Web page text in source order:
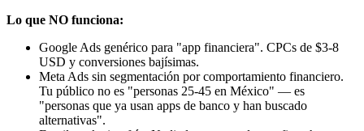
Lo que NO funciona:
Google Ads genérico para "app financiera". CPCs de $3-8
USD y conversiones bajísimas.
Meta Ads sin segmentación por comportamiento financiero.
Tu público no es "personas 25-45 en México" — es
"personas que ya usan apps de banco y han buscado
alternativas".